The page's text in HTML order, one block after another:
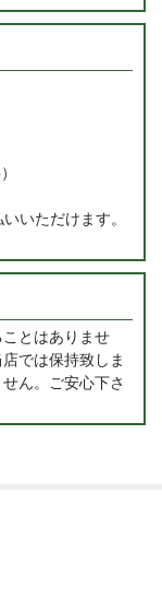
いただけます。
とはありませ
では保持致しま
ん。ご安心下さ